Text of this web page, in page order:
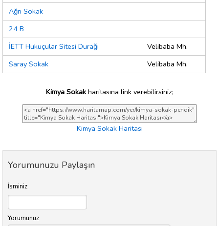
Ağrı Sokak
24 B
İETT Hukuçular Sitesi Durağı
Velibaba Mh.
Saray Sokak
Velibaba Mh.
Kimya Sokakharitasına link verebilirsiniz;
Kimya Sokak Haritası
Yorumunuzu Paylaşın
İsminiz
Yorumunuz